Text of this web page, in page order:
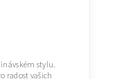
stylu.
radost vašich